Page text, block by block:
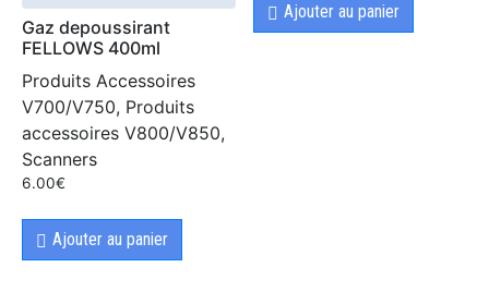
Gaz depoussirant
FELLOWS 400ml
Produits Accessoires
V700/V750, Produits
accessoires V800/V850,
Scanners
6.00€
Ajouter au panier
Ajouter au panier